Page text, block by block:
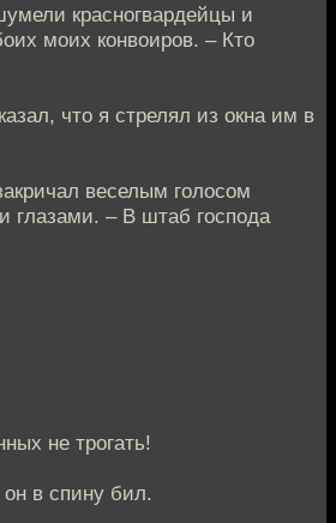
красногвардейцы и
моих конвоиров. – Кто
что я стрелял из окна им в
веселым голосом
глазами. – В штаб господа
не трогать!
в спину бил.